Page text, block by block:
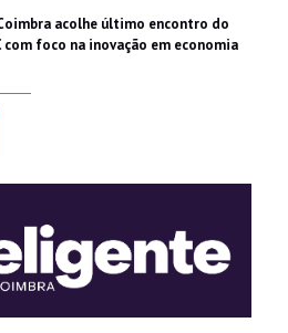
acolhe último encontro do
com foco na inovação em economia